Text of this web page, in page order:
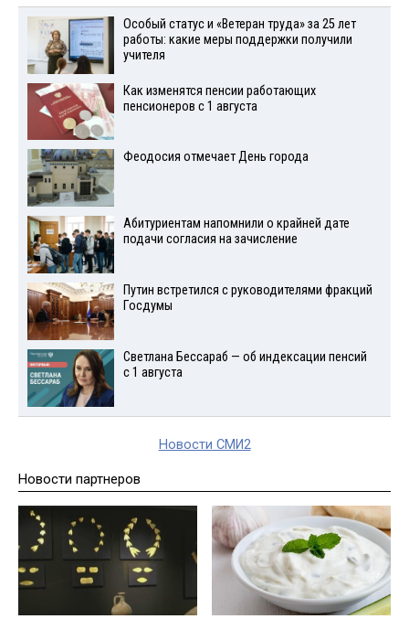
Особый статус и «Ветеран труда» за 25 лет
работы: какие меры поддержки получили
учителя
Как изменятся пенсии работающих
пенсионеров с 1 августа
Феодосия отмечает День города
Абитуриентам напомнили о крайней дате
подачи согласия на зачисление
Путин встретился с руководителями фракций
Госдумы
Светлана Бессараб — об индексации пенсий
с 1 августа
Новости СМИ2
Новости партнеров